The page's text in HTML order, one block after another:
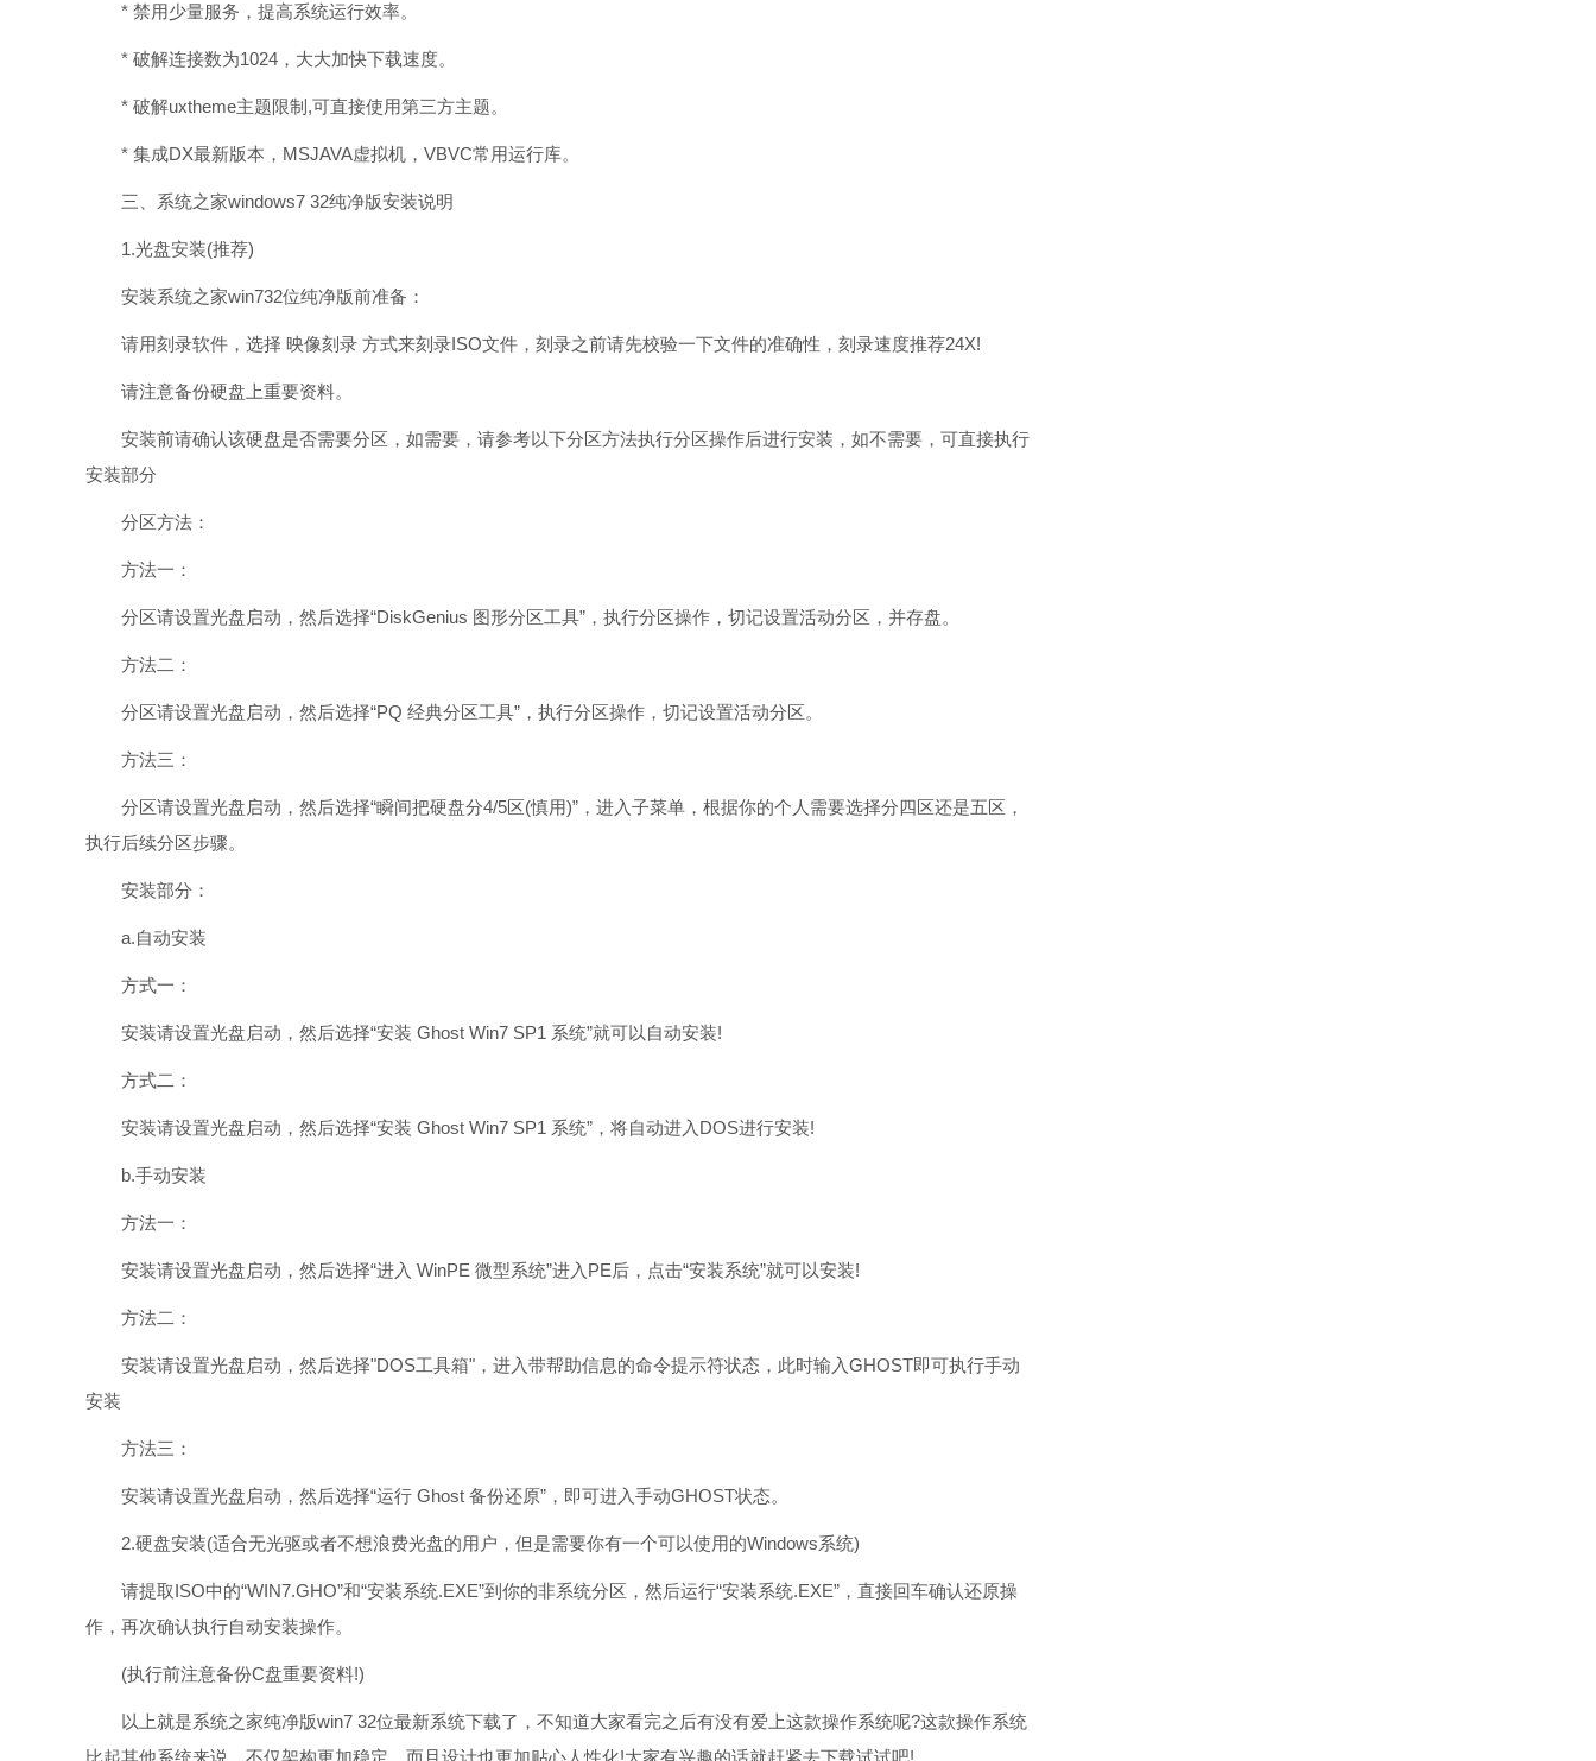
* 禁用少量服务，提高系统运行效率。
* 破解连接数为1024，大大加快下载速度。
* 破解uxtheme主题限制,可直接使用第三方主题。
* 集成DX最新版本，MSJAVA虚拟机，VBVC常用运行库。
三、系统之家windows7 32纯净版安装说明
1.光盘安装(推荐)
安装系统之家win732位纯净版前准备：
请用刻录软件，选择 映像刻录 方式来刻录ISO文件，刻录之前请先校验一下文件的准确性，刻录速度推荐24X!
请注意备份硬盘上重要资料。
安装前请确认该硬盘是否需要分区，如需要，请参考以下分区方法执行分区操作后进行安装，如不需要，可直接执行
安装部分
分区方法：
方法一：
分区请设置光盘启动，然后选择“DiskGenius 图形分区工具”，执行分区操作，切记设置活动分区，并存盘。
方法二：
分区请设置光盘启动，然后选择“PQ 经典分区工具”，执行分区操作，切记设置活动分区。
方法三：
分区请设置光盘启动，然后选择“瞬间把硬盘分4/5区(慎用)”，进入子菜单，根据你的个人需要选择分四区还是五区，
执行后续分区步骤。
安装部分：
a.自动安装
方式一：
安装请设置光盘启动，然后选择“安装 Ghost Win7 SP1 系统”就可以自动安装!
方式二：
安装请设置光盘启动，然后选择“安装 Ghost Win7 SP1 系统”，将自动进入DOS进行安装!
b.手动安装
方法一：
安装请设置光盘启动，然后选择“进入 WinPE 微型系统”进入PE后，点击“安装系统”就可以安装!
方法二：
安装请设置光盘启动，然后选择"DOS工具箱"，进入带帮助信息的命令提示符状态，此时输入GHOST即可执行手动
安装
方法三：
安装请设置光盘启动，然后选择“运行 Ghost 备份还原”，即可进入手动GHOST状态。
2.硬盘安装(适合无光驱或者不想浪费光盘的用户，但是需要你有一个可以使用的Windows系统)
请提取ISO中的“WIN7.GHO”和“安装系统.EXE”到你的非系统分区，然后运行“安装系统.EXE”，直接回车确认还原操
作，再次确认执行自动安装操作。
(执行前注意备份C盘重要资料!)
以上就是系统之家纯净版win7 32位最新系统下载了，不知道大家看完之后有没有爱上这款操作系统呢?这款操作系统
比起其他系统来说，不仅架构更加稳定，而且设计也更加贴心人性化!大家有兴趣的话就赶紧去下载试试吧!